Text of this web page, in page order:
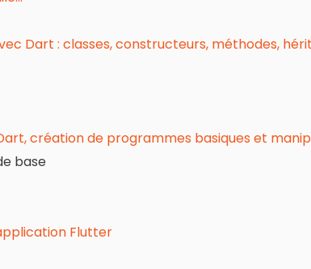
Dart : classes, constructeurs, méthodes,
création de programmes basiques et
base
Flutter